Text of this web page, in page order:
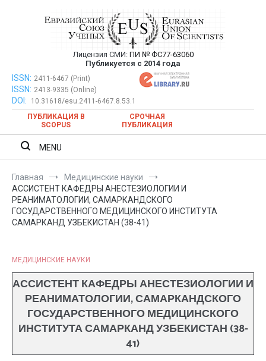
Евразийский Союз Ученых —
публикация научных статей в
ежемесячном научном журнале
Лицензия СМИ: ПИ № ФС77-63060
Публикуется с 2014 года
Евразийский Союз Ученых — публикация научных статей в
ежемесячном научном журнале
ISSN: 2411-6467 (Print)
ISSN: 2413-9335 (Online)
DOI:
10.31618/esu.2411-6467.8.53.1
ПУБЛИКАЦИЯ В
SCOPUS
СРОЧНАЯ
ПУБЛИКАЦИЯ
MENU
Главная
Медицинские науки
АССИСТЕНТ КАФЕДРЫ АНЕСТЕЗИОЛОГИИ И
РЕАНИМАТОЛОГИИ, САМАРКАНДСКОГО
ГОСУДАРСТВЕННОГО МЕДИЦИНСКОГО ИНСТИТУТА
САМАРКАНД УЗБЕКИСТАН (38-41)
МЕДИЦИНСКИЕ НАУКИ
АССИСТЕНТ КАФЕДРЫ АНЕСТЕЗИОЛОГИИ И
РЕАНИМАТОЛОГИИ, САМАРКАНДСКОГО
ГОСУДАРСТВЕННОГО МЕДИЦИНСКОГО
ИНСТИТУТА САМАРКАНД УЗБЕКИСТАН (38-
41)